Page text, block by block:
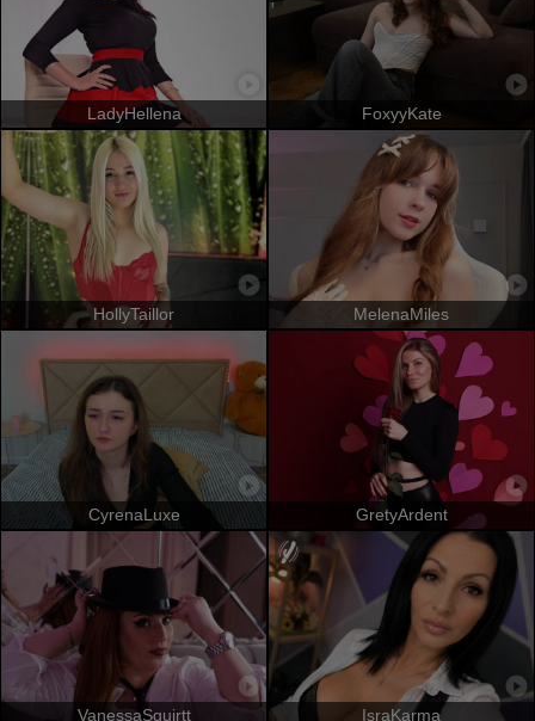
LadyHellena FoxyyKate
HollyTaillor MelenaMiles
CyrenaLuxe GretyArdent
VanessaSquirtt IsraKarma